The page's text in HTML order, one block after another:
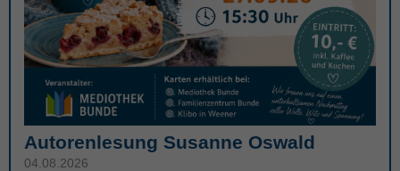
Autorenlesung Susanne Oswald
04.08.2026